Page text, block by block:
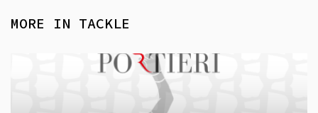
MORE IN TACKLE